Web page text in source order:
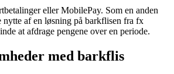
eller MobilePay. Som en anden
nytte af en løsning på barkflisen fra fx
at afdrage pengene over en periode.
med barkflis